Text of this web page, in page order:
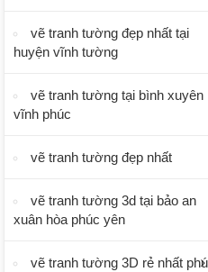
vẽ tranh tường đẹp nhất tại
huyện vĩnh tường
vẽ tranh tường tại bình xuyên
vĩnh phúc
vẽ tranh tường đẹp nhất
vẽ tranh tường 3d tại bảo an
xuân hòa phúc yên
vẽ tranh tường 3D rẻ nhất phú